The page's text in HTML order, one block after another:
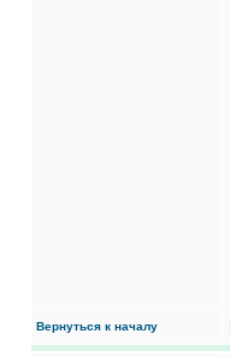
Вернуться к началу